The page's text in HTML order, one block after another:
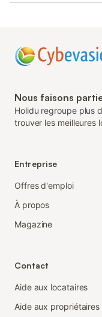
Nous faisons
Holidu regroupe plus
trouver les meilleures
Entreprise
Offres d'emploi
À propos
Magazine
Contact
Aide aux locataires
Aide aux propriétaires